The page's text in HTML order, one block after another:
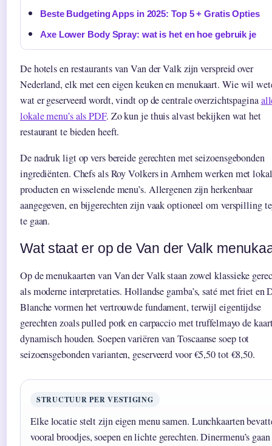
Beste Budgeting Apps in 2025: Top 5 + Gratis Opties
Axe Lower Body Spray: wat is het en hoe gebruik je
De hotels en restaurants van Van der Valk zijn verspreid over
Nederland, elk met een eigen keuken en menukaart. Wie wil
wat er geserveerd wordt, vindt op de centrale overzichtspagina
lokale menu’s als PDF. Zo kun je thuis alvast bekijken wat het
restaurant te bieden heeft.
De nadruk ligt op vers bereide gerechten met seizoensgebonden
ingrediënten. Chefs als Roy Volkers in Arnhem werken met
producten en wisselende menu’s. Allergenen zijn herkenbaar
aangegeven, en bijgerechten zijn vaak optioneel om verspilling
te gaan.
Wat staat er op de Van der Valk
Op de menukaarten van Van der Valk staan zowel klassieke
als moderne interpretaties. Hollandse gamba’s, saté met friet en
Blanche vormen het vertrouwde fundament, terwijl eigentijdse
gerechten zoals pulled pork en carpaccio met truffelmayo de
dynamisch houden. Soepen variëren van Toscaanse soep tot
seizoensgebonden varianten, geserveerd voor €5,50 tot €8,50.
STRUCTUUR PER VESTIGING
Elke locatie stelt zijn eigen menu samen. Lunchkaarten
vooral broodjes, soepen en lichte gerechten. Dinermenu’s gaan